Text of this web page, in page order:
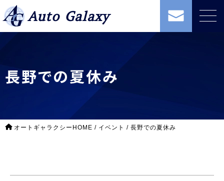
Auto Galaxy
長野での夏休み
オートギャラクシーHOME / イベント / 長野での夏休み